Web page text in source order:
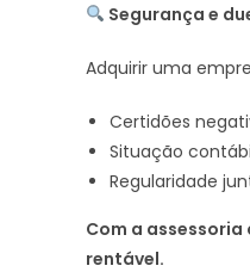
Segurança e
Adquirir uma
Certidões
Situação
Regularidade
Com a
rentável.